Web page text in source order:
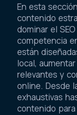
En esta
contenido
dominar el
competencia
están
local,
relevantes y
online. Desde
exhaustivas
contenido